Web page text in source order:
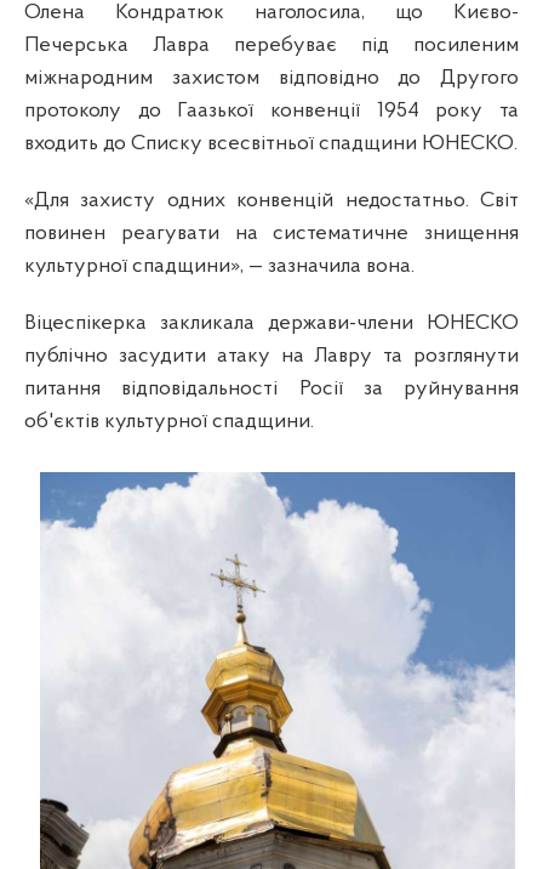
Олена Кондратюк наголосила, що Києво-
Печерська Лавра перебуває під посиленим
міжнародним захистом відповідно до Другого
протоколу до Гаазької конвенції 1954 року та
входить до Списку всесвітньої спадщини ЮНЕСКО.
«Для захисту одних конвенцій недостатньо. Світ
повинен реагувати на систематичне знищення
культурної спадщини», — зазначила вона.
Віцеспікерка закликала держави-члени ЮНЕСКО
публічно засудити атаку на Лавру та розглянути
питання відповідальності Росії за руйнування
об'єктів культурної спадщини.